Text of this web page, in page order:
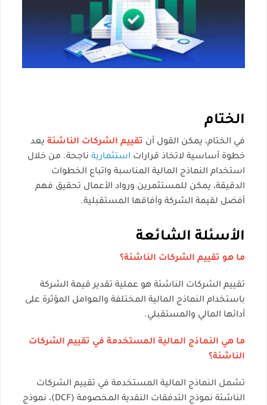
الختام
في الختام، يمكن القول أن تقييم الشركات الناشئة يعد
خطوة أساسية لاتخاذ قرارات استثمارية ناجحة. من خلال
استخدام النماذج المالية المناسبة واتباع الخطوات
الدقيقة، يمكن للمستثمرين ورواد الأعمال تحقيق فهم
أفضل لقيمة الشركة وآفاقها المستقبلية.
الأسئلة الشائعة
ما هو تقييم الشركات الناشئة؟
تقييم الشركات الناشئة هو عملية تقدير قيمة الشركة
باستخدام النماذج المالية المختلفة والعوامل المؤثرة على
أدائها المالي والمستقبلي.
ما هي النماذج المالية المستخدمة في تقييم الشركات
الناشئة؟
تشمل النماذج المالية المستخدمة في تقييم الشركات
الناشئة نموذج التدفقات النقدية المخصومة (DCF)، نموذج